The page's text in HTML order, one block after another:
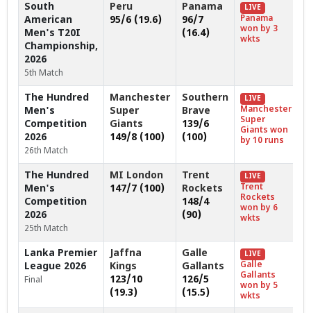
South
American
Men's T20I
Championship,
2026
5th Match
Peru
95/6 (19.6)
Panama
96/7
(16.4)
LIVE
Panama
won by 3
wkts
The Hundred
Men's
Competition
2026
26th Match
Manchester
Super
Giants
149/8 (100)
Southern
Brave
139/6
(100)
LIVE
Manchester
Super
Giants won
by 10 runs
The Hundred
Men's
Competition
2026
25th Match
MI London
147/7 (100)
Trent
Rockets
148/4
(90)
LIVE
Trent
Rockets
won by 6
wkts
Lanka Premier
League 2026
Final
Jaffna
Kings
123/10
(19.3)
Galle
Gallants
126/5
(15.5)
LIVE
Galle
Gallants
won by 5
wkts